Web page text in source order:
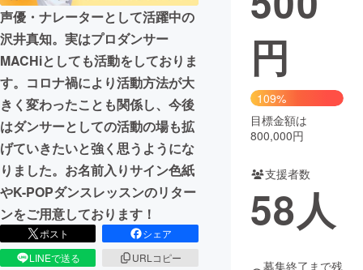
まちづくり・地域活性化
CAMPFIRE for Social Good
CAMPFIRE Creation
CAMPFIREふるさと納税machi-ya コミュニティ
声優・ナレーターとして活躍中の
沢井真知。実はプロダンサー
MACHiとしても活動をしておりま
す。コロナ禍により活動方法が大
きく変わったことも関係し、今後
はダンサーとしての活動の場も拡
げていきたいと強く思うようにな
りました。お名前入りサイン色紙
やK-POPダンスレッスンのリター
ンをご用意しております！
ポスト
シェア
LINEで送る
URLコピー
円
109%
目標金額は
800,000円
支援者数
58人
募集終了まで残